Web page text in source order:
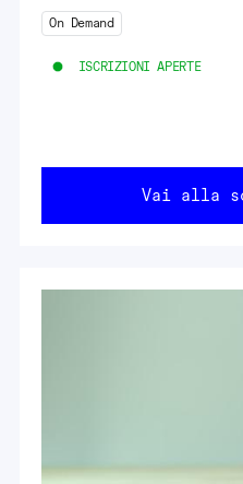
On Demand
ISCRIZIONI APERTE
Vai alla